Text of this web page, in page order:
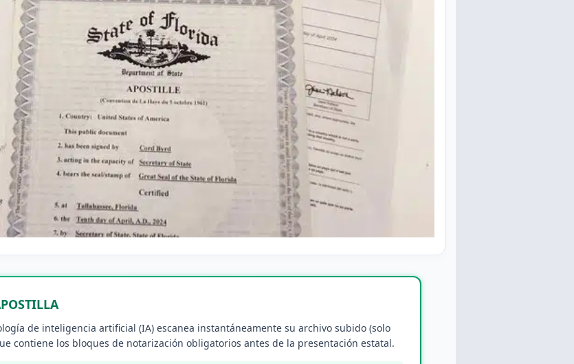
de inteligencia artificial (IA) escanea instantáneamente su archivo subido (solo
contiene los bloques de notarización obligatorios antes de la presentación estatal.